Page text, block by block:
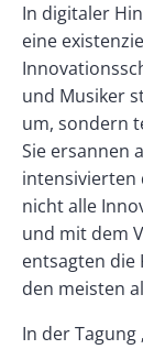
In digitaler
eine
und Musiker
um, sondern
Sie ersannen
intensivierten
nicht alle
und mit dem
entsagten
den meisten
In der